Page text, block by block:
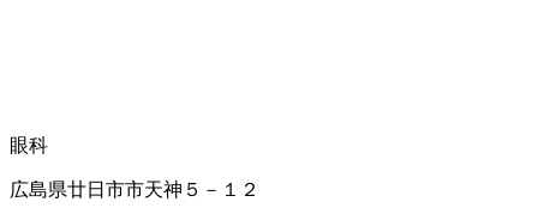
眼科
広島県廿日市市天神５－１２